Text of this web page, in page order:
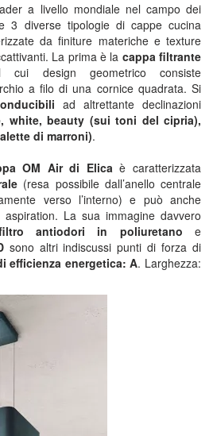
a livello mondiale nel campo dei
3 diverse tipologie di cappe cucina
da finiture materiche e texture
La prima è la cappa filtrante
design geometrico consiste
a filo di una cornice quadrata. Si
ad altrettante declinazioni
white, beauty (sui toni del cipria),
di marroni).
OM Air di Elicaè caratterizzata
(resa possibile dall’anello centrale
verso l’interno) e può anche
La sua immagine davvero
antiodori in poliuretano e
sono altri indiscussi punti di forza di
efficienza energetica: A. Larghezza: